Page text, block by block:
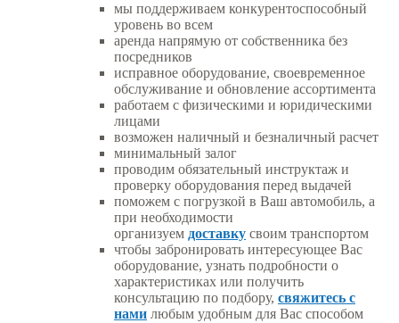
мы поддерживаем конкурентоспособный
уровень во всем
аренда напрямую от собственника без
посредников
исправное оборудование, своевременное
обслуживание и обновление ассортимента
работаем с физическими и юридическими
лицами
возможен наличный и безналичный расчет
минимальный залог
проводим обязательный инструктаж и
проверку оборудования перед выдачей
поможем с погрузкой в Ваш автомобиль, а
при необходимости
организуем доставку своим транспортом
чтобы забронировать интересующее Вас
оборудование, узнать подробности о
характеристиках или получить
консультацию по подбору, свяжитесь с
нами любым удобным для Вас способом